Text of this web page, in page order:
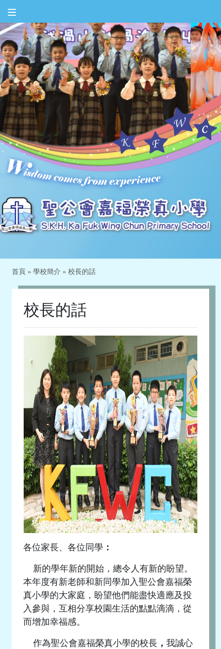
首頁 » 學校簡介 » 校長的話
校長的話
各位家長、各位同學 ：
新的學年新的開始，總令人有新的盼望。
本年度有新老師和新同學加入聖公會嘉福榮
真小學的大家庭，盼望他們能盡快適應及投
入參與，互相分享校園生活的點點滴滴，從
而增加幸福感。
作為聖公會嘉福榮真小學的校長 ， 我誠心